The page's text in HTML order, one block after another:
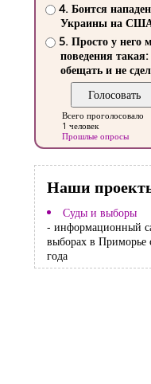
4. Боится
Украины на
5. Просто у него
поведения такая:
обещать и не
Всего проголосовало
1 человек
Прошлые опросы
Наши
Суды и выборы
- информационный
выборах в Приморье
года